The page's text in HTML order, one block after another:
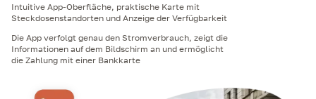
Intuitive App-Oberfläche, praktische Karte mit
Steckdosenstandorten und Anzeige der Verfügbarkeit
Die App verfolgt genau den Stromverbrauch, zeigt die
Informationen auf dem Bildschirm an und ermöglicht
die Zahlung mit einer Bankkarte